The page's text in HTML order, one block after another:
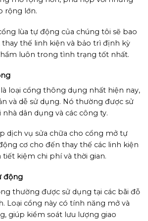
rộng lớn.
lùa tự động của chúng tôi sẽ bao
thay thế linh kiện và bảo trì định kỳ
luôn trong tình trạng tốt nhất.
loại cổng thông dụng nhất hiện nay,
và dễ sử dụng. Nó thường được sử
dân dụng và các công ty.
dịch vụ sửa chữa cho cổng mở tự
cơ cho đến thay thế các linh kiện
tiết kiệm chi phí và thời gian.
động
thường được sử dụng tại các bãi đỗ
Loại cổng này có tính năng mở và
giúp kiểm soát lưu lượng giao